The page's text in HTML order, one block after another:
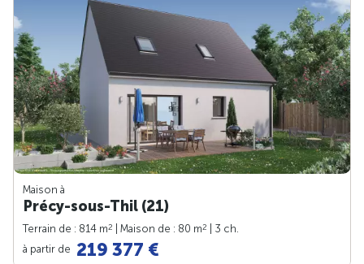
Maison à
Précy-sous-Thil (21)
Terrain de : 814 m2 | Maison de : 80 m2
| 3 ch.
à partir de 219 377 €